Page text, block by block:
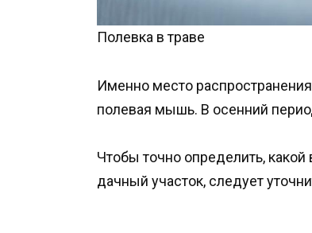
Полевка в траве
Именно место
полевая мышь. В осенний
Чтобы точно определить,
дачный участок, следует